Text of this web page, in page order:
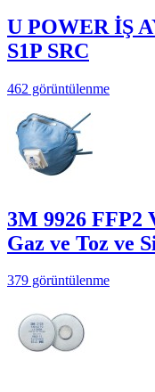
U POWER İŞ
S1P SRC
462 görüntülenme
3M 9926 FFP2
Gaz ve Toz ve
379 görüntülenme